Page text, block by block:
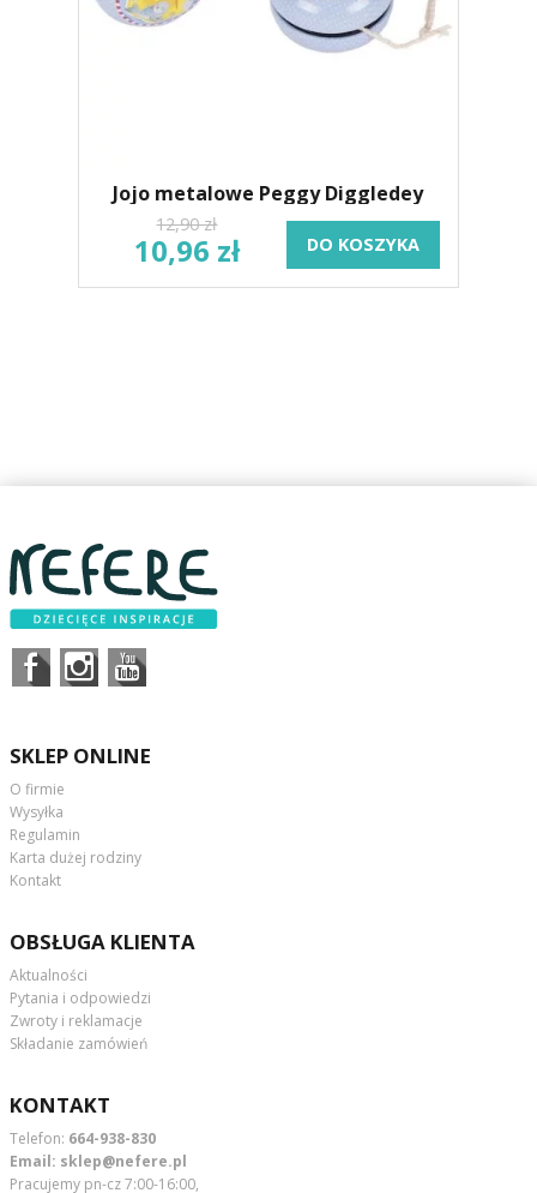
Jojo metalowe Peggy Diggledey
12,90 zł
10,96 zł DO KOSZYKA
SKLEP ONLINE
O firmie
Wysyłka
Regulamin
Karta dużej rodziny
Kontakt
OBSŁUGA KLIENTA
Aktualności
Pytania i odpowiedzi
Zwroty i reklamacje
Składanie zamówień
KONTAKT
Telefon: 664-938-830
Email: sklep@nefere.pl
Pracujemy pn-cz 7:00-16:00,